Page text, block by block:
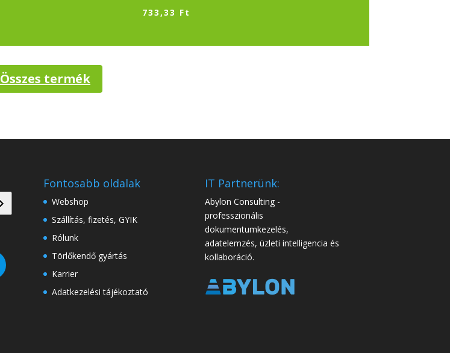
733,33 Ft
Összes termék
Fontosabb oldalak
Webshop
Szállítás, fizetés, GYIK
Rólunk
Törlőkendő gyártás
Karrier
Adatkezelési tájékoztató
IT Partnerünk:
Abylon Consulting -
professzionális
dokumentumkezelés,
adatelemzés, üzleti intelligencia és
kollaboráció.